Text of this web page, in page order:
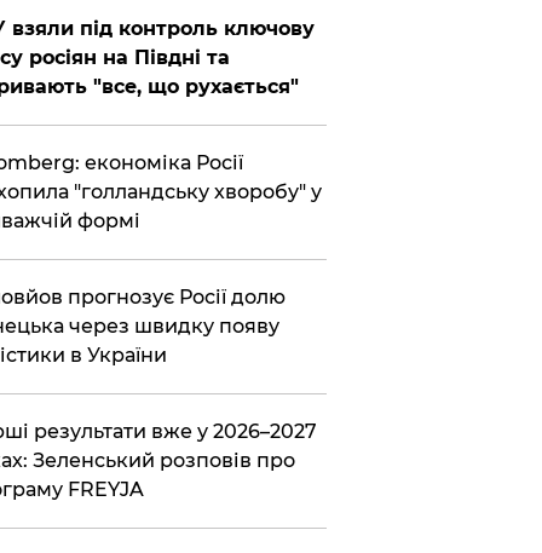
взяли під контроль ключову
росіян на Півдні та
"все, що рухається"
економіка Росії
"голландську хворобу" у
формі
прогнозує Росії долю
через швидку появу
в України
результати вже у 2026–2027
Зеленський розповів про
FREYJA